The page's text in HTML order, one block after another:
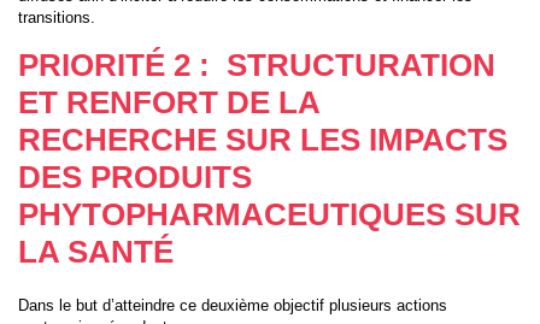
transitions.
PRIORITÉ 2 : STRUCTURATION
ET RENFORT DE LA
RECHERCHE SUR LES IMPACTS
DES PRODUITS
PHYTOPHARMACEUTIQUES SUR
LA SANTÉ
Dans le but d’atteindre ce deuxième objectif plusieurs actions